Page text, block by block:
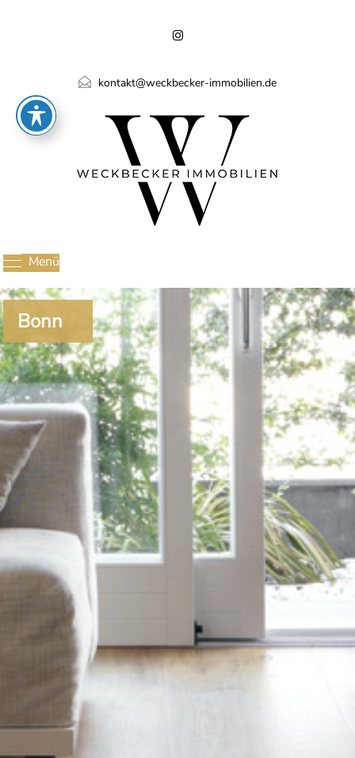
kontakt@weckbecker-immobilien.de
Menü
Bonn